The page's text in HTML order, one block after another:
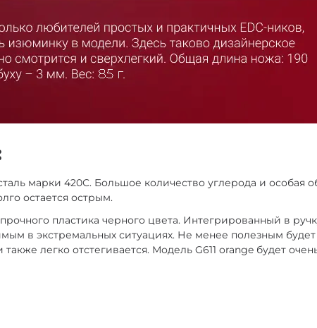
марки 420С. Большое количество углерода и особая
остается острым.
пластика черного цвета. Интегрированный в
в экстремальных ситуациях. Не менее полезным
легко отстегивается. Модель G611 orange будет